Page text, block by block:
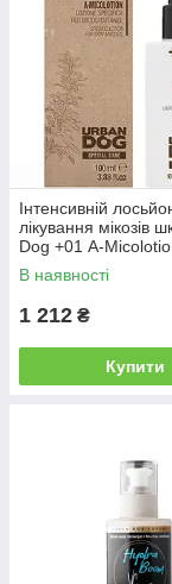
Інтенсивній
лікування мікозів
Dog +01 А-
(63035)
В наявності
1 212 ₴
Купити